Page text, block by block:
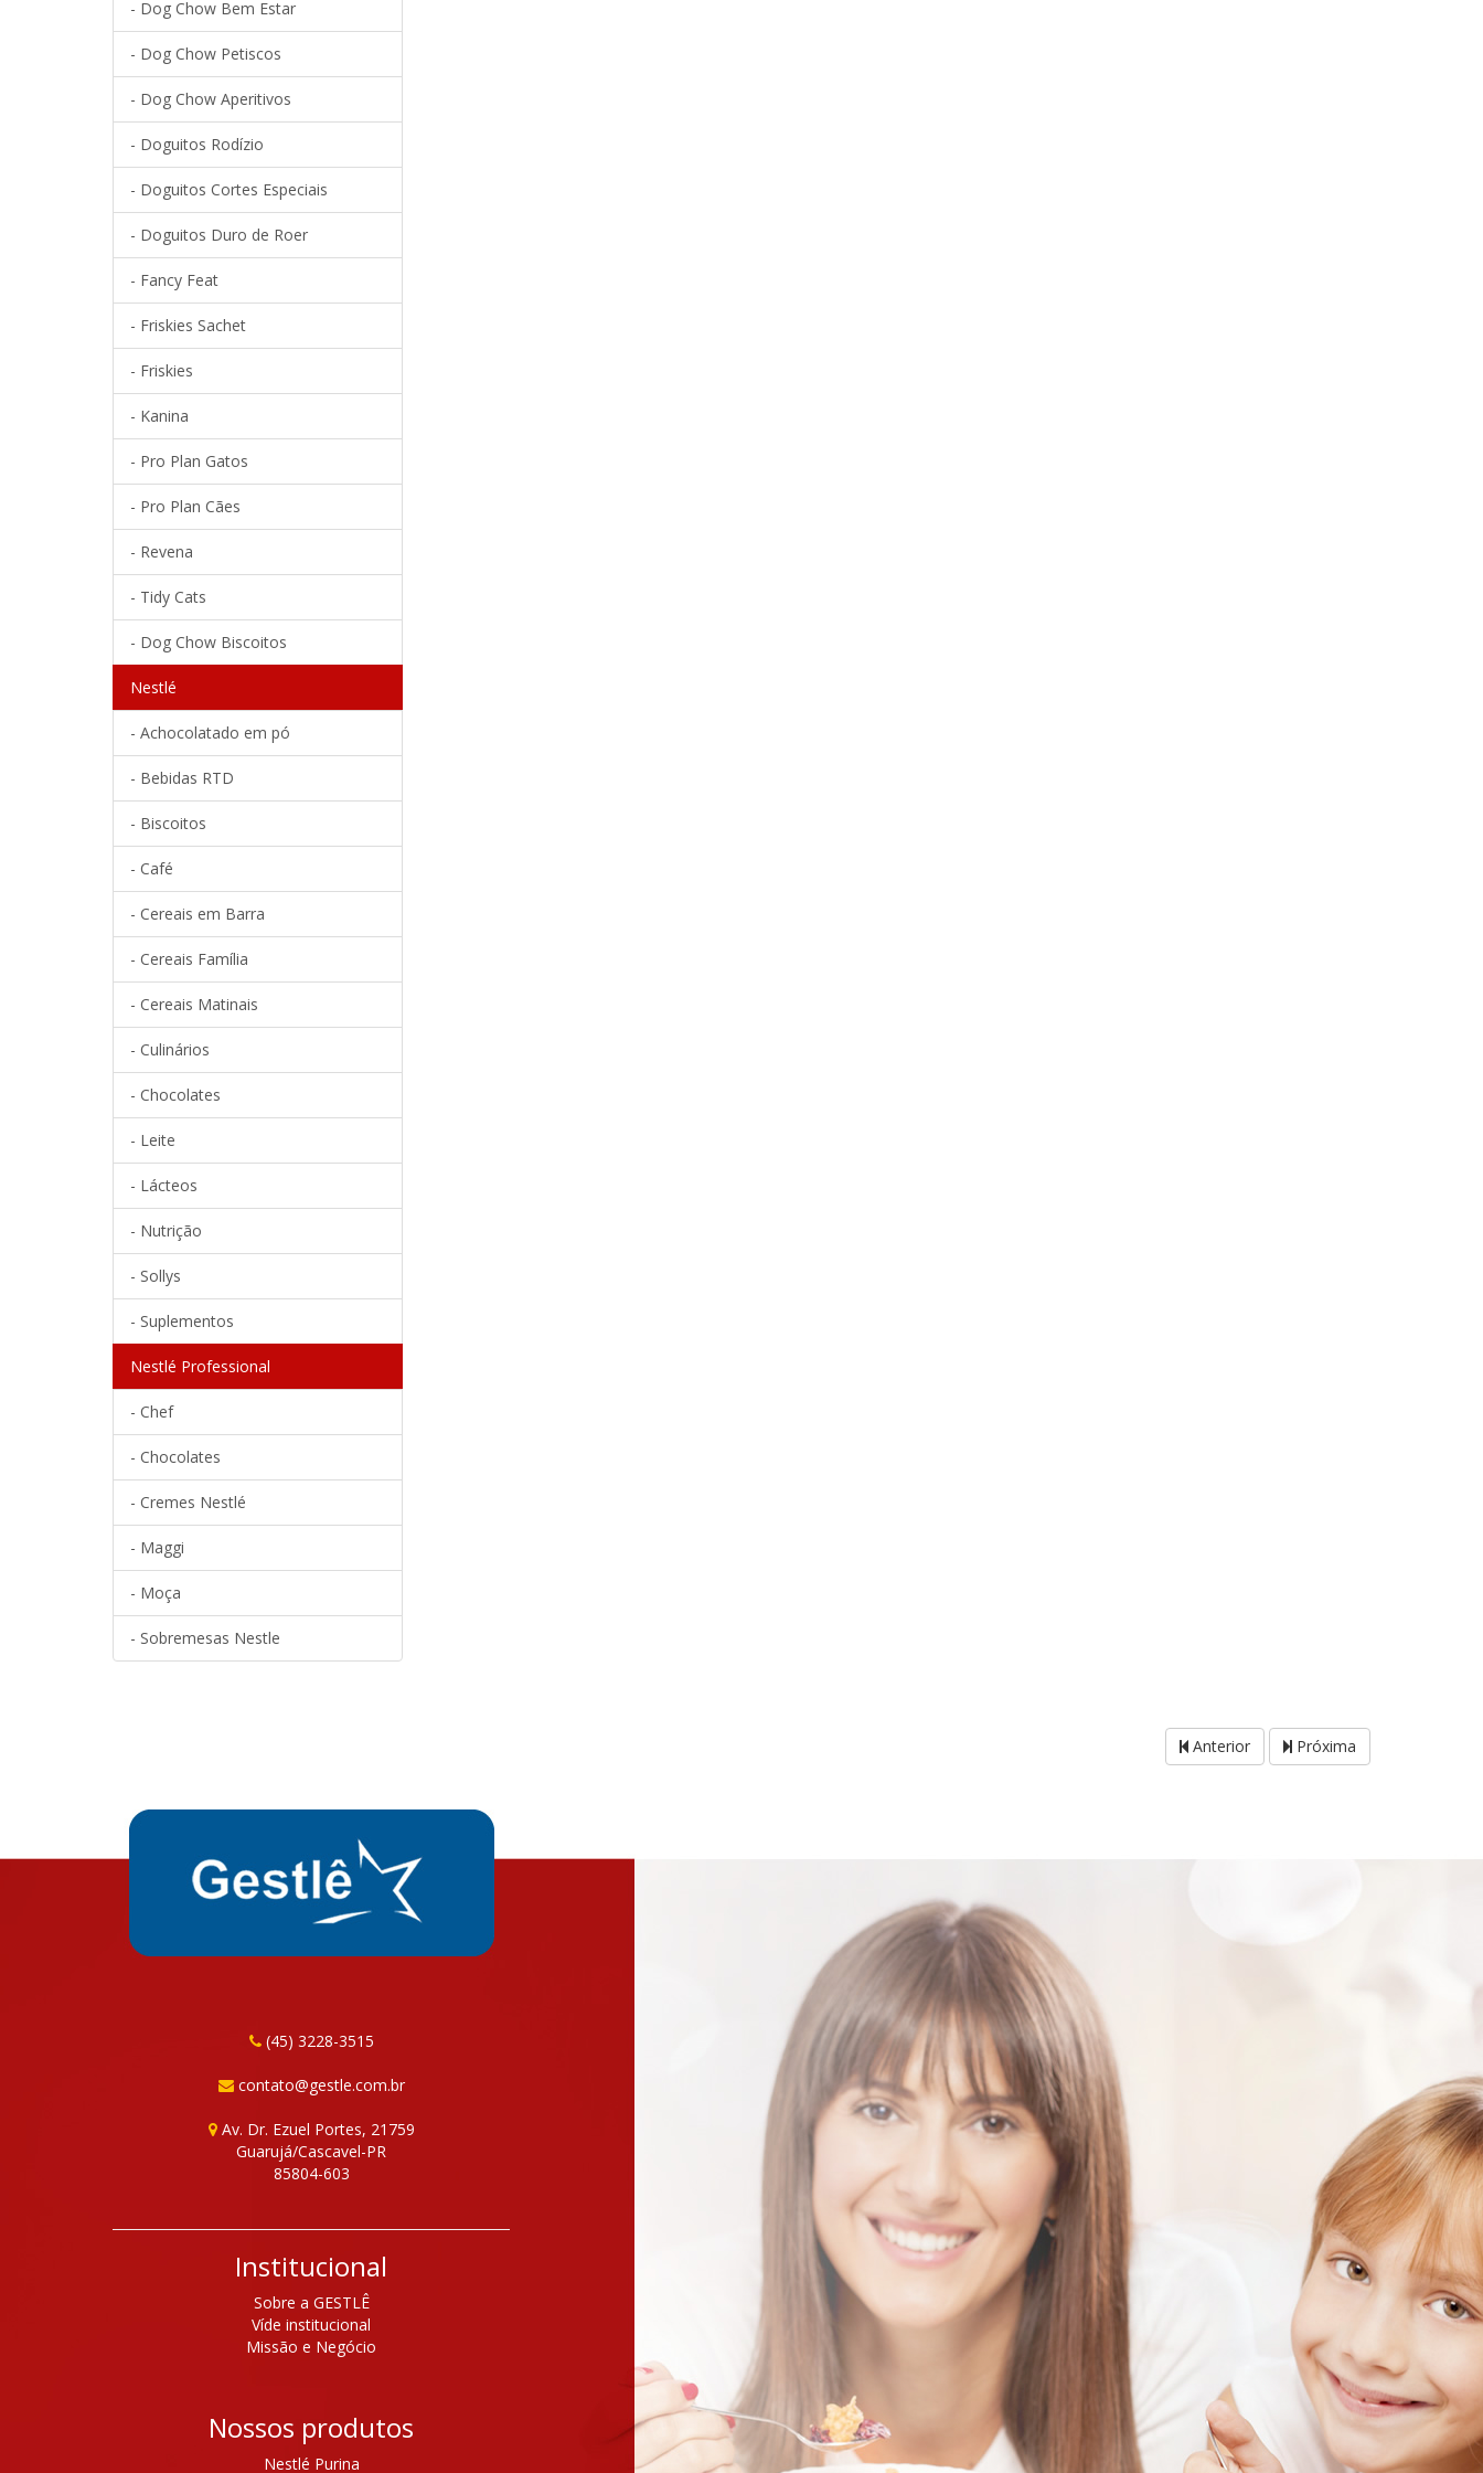
- Dog Chow Bem Estar
- Dog Chow Petiscos
- Dog Chow Aperitivos
- Doguitos Rodízio
- Doguitos Cortes Especiais
- Doguitos Duro de Roer
- Fancy Feat
- Friskies Sachet
- Friskies
- Kanina
- Pro Plan Gatos
- Pro Plan Cães
- Revena
- Tidy Cats
- Dog Chow Biscoitos
Nestlé
- Achocolatado em pó
- Bebidas RTD
- Biscoitos
- Café
- Cereais em Barra
- Cereais Família
- Cereais Matinais
- Culinários
- Chocolates
- Leite
- Lácteos
- Nutrição
- Sollys
- Suplementos
Nestlé Professional
- Chef
- Chocolates
- Cremes Nestlé
- Maggi
- Moça
- Sobremesas Nestle
Anterior Próxima
(45) 3228-3515
contato@gestle.com.br
Av. Dr. Ezuel Portes, 21759
Guarujá/Cascavel-PR
85804-603
Institucional
Sobre a GESTLÊ
Víde institucional
Missão e Negócio
Nossos produtos
Nestlé Purina